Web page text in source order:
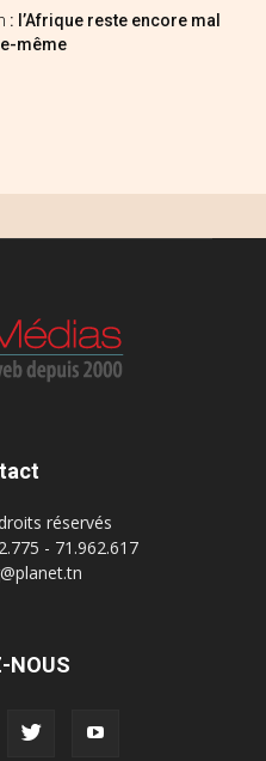
: l’Afrique reste encore mal
même
réservés
- 71.962.617
NOUS